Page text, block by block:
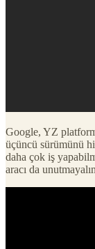
Google, YZ
üçüncü sürümünü
daha çok iş
aracı da